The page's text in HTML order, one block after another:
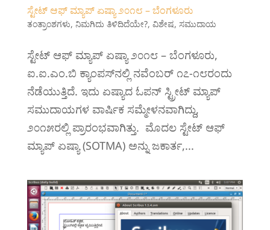
ಸ್ಟೇಟ್ ಆಫ್ ಮ್ಯಾಪ್ ಏಷ್ಯಾ ೨೦೧೮ – ಬೆಂಗಳೂರು
ತಂತ್ರಾಂಶಗಳು, ನಿಮಗಿದು ತಿಳಿದಿದೆಯೇ?, ವಿಶೇಷ, ಸಮುದಾಯ
‍ಸ್ಟೇಟ್ ಆಫ್ ಮ್ಯಾಪ್ ಏಷ್ಯಾ ೨೦೧೮ – ಬೆಂಗಳೂರು,
ಐ.‌ಐ.ಎಂ.ಬಿ ಕ್ಯಾಂಪಸ್‌ನಲ್ಲಿ ನವೆಂಬರ್ ೧೭-೧೮ರಂದು
ನೆಡೆಯುತ್ತಿದೆ. ಇದು ಏಷ್ಯಾದ ಓಪನ್ ಸ್ಟ್ರೀಟ್ ಮ್ಯಾಪ್
ಸಮುದಾಯಗಳ ವಾರ್ಷಿಕ ಸಮ್ಮೇಳನವಾಗಿದ್ದು,
೨೦೧೫ರಲ್ಲಿ ಪ್ರಾರಂಭವಾಗಿತ್ತು. ‍ ಮೊದಲ ಸ್ಟೇಟ್ ಆಫ್
ಮ್ಯಾಪ್ ಏಷ್ಯಾ (SOTMA) ಅನ್ನು ಜಕಾರ್ತ,...